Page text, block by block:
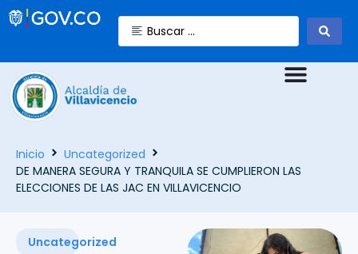
Inicio
Uncategorized
DE MANERA SEGURA Y TRANQUILA SE CUMPLIERON LAS
ELECCIONES DE LAS JAC EN VILLAVICENCIO
Uncategorized